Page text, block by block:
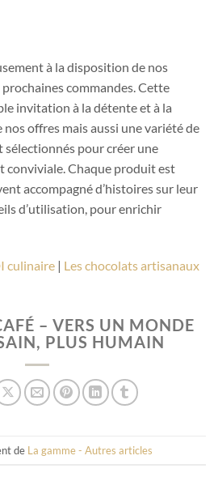
à la disposition de nos
commandes. Cette
invitation à la détente et à la
offres mais aussi une variété de
pour créer une
conviviale. Chaque produit est
accompagné d’histoires sur leur
d’utilisation, pour enrichir
culinaire| Les chocolats artisanaux
– VERS UN MONDE
PLUS HUMAIN
de La gamme - Autres articles